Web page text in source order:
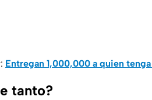
Entregan 1,000,000 a quien
tanto?